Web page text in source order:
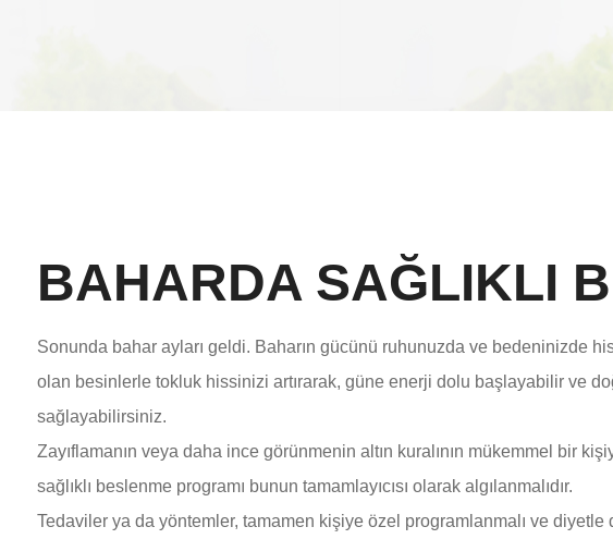
BAHARDA SAĞLIKLI
Sonunda bahar ayları geldi. Baharın gücünü ruhunuzda ve bedeninizde
olan besinlerle tokluk hissinizi artırarak, güne enerji dolu başlayabilir ve
sağlayabilirsiniz.
Zayıflamanın veya daha ince görünmenin altın kuralının mükemmel bir
sağlıklı beslenme programı bunun tamamlayıcısı olarak algılanmalıdır.
Tedaviler ya da yöntemler, tamamen kişiye özel programlanmalı ve